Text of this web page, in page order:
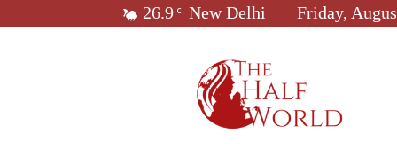
26.9 C New Delhi Friday,
World